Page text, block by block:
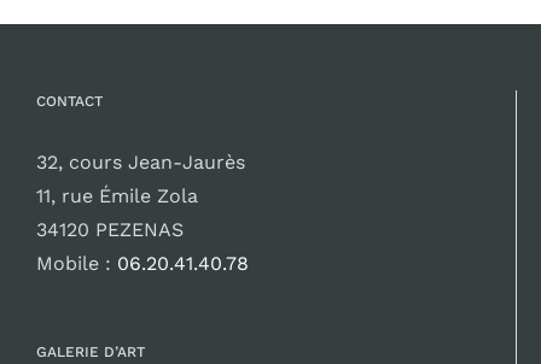
CONTACT
32, cours Jean-Jaurès
11, rue Émile Zola
34120 PEZENAS
Mobile : 06.20.41.40.78
GALERIE D’ART